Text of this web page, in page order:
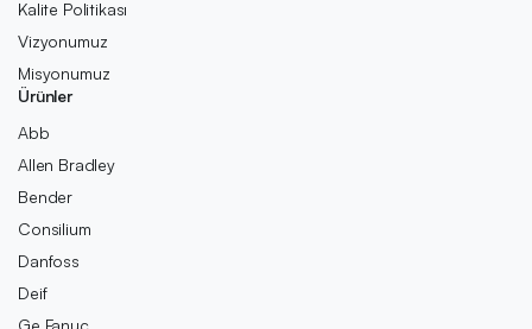
Kalite Politikası
Vizyonumuz
Misyonumuz
Ürünler
Abb
Allen Bradley
Bender
Consilium
Danfoss
Deif